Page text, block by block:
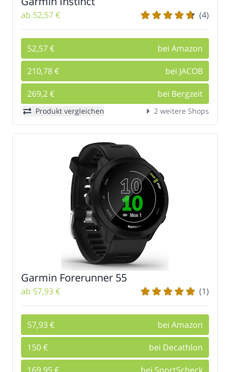
ab 52,57 € (4)
52,57 €
bei Amazon
210,78 €
bei JACOB
269,2 €
bei Bergzeit
Produkt vergleichen 2 weitere Shops
Garmin Forerunner 55
ab 57,93 € (1)
57,93 €
bei Amazon
150 €
bei Decathlon